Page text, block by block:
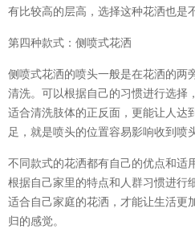
有比较高的层高，选择这种花洒也是
第四种款式：侧喷式花洒
侧喷式花洒的喷头一般是在花洒的两
清洗。可以根据自己的习惯进行选择
适合清洗肢体的正反面，更能让人达
足，就是喷头的位置容易影响收到喷
不同款式的花洒都有自己的优点和适
根据自己家里的特点和人群习惯进行
适合自己家庭的花洒，才能让生活更
归的感觉。